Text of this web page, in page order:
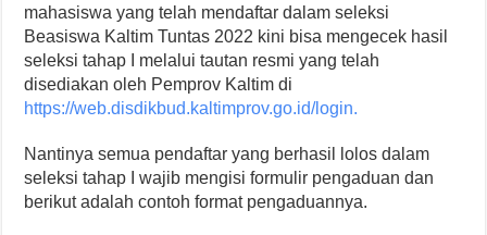
mahasiswa yang telah mendaftar dalam seleksi
Beasiswa Kaltim Tuntas 2022 kini bisa mengecek hasil
seleksi tahap I melalui tautan resmi yang telah
disediakan oleh Pemprov Kaltim di
https://web.disdikbud.kaltimprov.go.id/login.
Nantinya semua pendaftar yang berhasil lolos dalam
seleksi tahap I wajib mengisi formulir pengaduan dan
berikut adalah contoh format pengaduannya.